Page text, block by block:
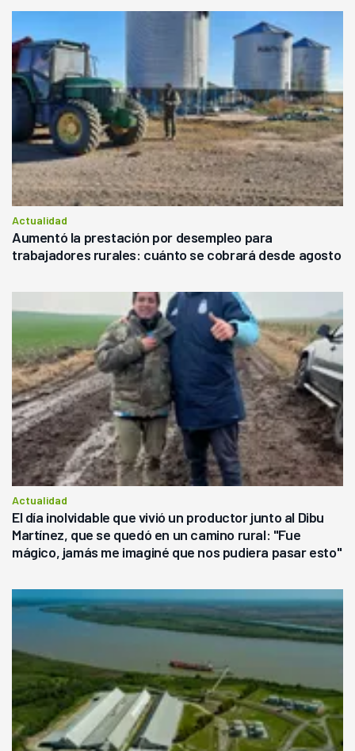
Actualidad
Aumentó la prestación por desempleo para
trabajadores rurales: cuánto se cobrará desde agosto
Actualidad
El día inolvidable que vivió un productor junto al Dibu
Martínez, que se quedó en un camino rural: "Fue
mágico, jamás me imaginé que nos pudiera pasar esto"